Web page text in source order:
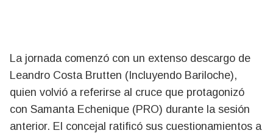
La jornada comenzó con un extenso descargo de
Leandro Costa Brutten (Incluyendo Bariloche),
quien volvió a referirse al cruce que protagonizó
con Samanta Echenique (PRO) durante la sesión
anterior. El concejal ratificó sus cuestionamientos a